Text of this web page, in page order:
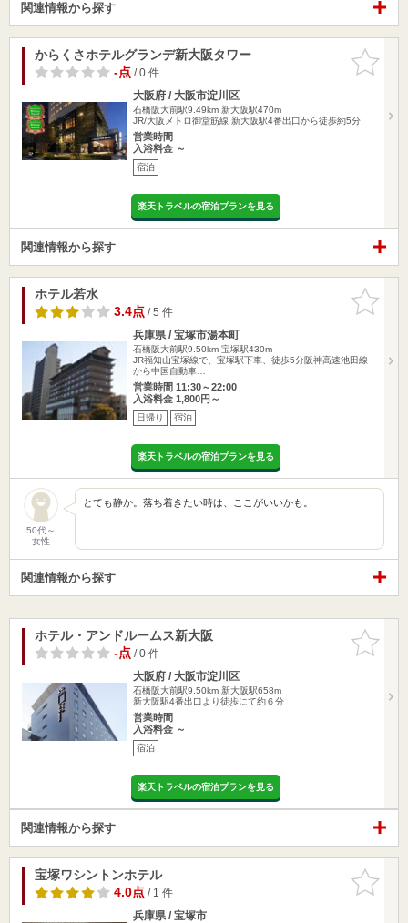
関連情報から探す
お気に入
りに追加
からくさホテルグランデ新大阪タワー
-点/ 0 件
大阪府 / 大阪市淀川区
石橋阪大前駅9.49km 新大阪駅470m
JR/大阪メトロ御堂筋線 新大阪駅4番出口から徒歩約5分
営業時間
入浴料金 ～
宿泊
楽天トラベルの宿泊プランを見る
関連情報から探す
お気に入
りに追加
ホテル若水
3.4点/ 5 件
兵庫県 / 宝塚市湯本町
石橋阪大前駅9.50km 宝塚駅430m
JR福知山宝塚線で、宝塚駅下車、徒歩5分阪神高速池田線
から中国自動車…
営業時間 11:30～22:00
入浴料金 1,800円～
日帰り 宿泊
楽天トラベルの宿泊プランを見る
50代～
女性
とても静か。落ち着きたい時は、ここがいいかも。
関連情報から探す
お気に入
りに追加
ホテル・アンドルームス新大阪
-点/ 0 件
大阪府 / 大阪市淀川区
石橋阪大前駅9.50km 新大阪駅658m
新大阪駅4番出口より徒歩にて約６分
営業時間
入浴料金 ～
宿泊
楽天トラベルの宿泊プランを見る
関連情報から探す
お気に入
りに追加
宝塚ワシントンホテル
4.0点/ 1 件
兵庫県 / 宝塚市